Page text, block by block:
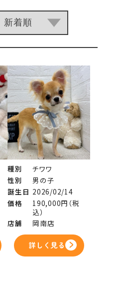
種別
チワワ
性別
男の子
誕生日 2026/02/14
価格
190,000円（税
込）
店舗
岡南店
詳しく見る